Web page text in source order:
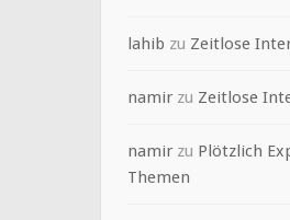
lahib zu Zeitlose
namir zu Zeitlose
namir zu Plötzlich
Themen